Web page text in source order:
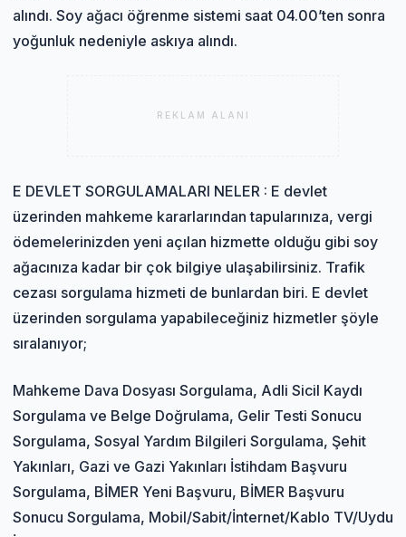
alındı. Soy ağacı öğrenme sistemi saat 04.00’ten sonra
yoğunluk nedeniyle askıya alındı.
REKLAM ALANI
E DEVLET SORGULAMALARI NELER : E devlet
üzerinden mahkeme kararlarından tapularınıza, vergi
ödemelerinizden yeni açılan hizmette olduğu gibi soy
ağacınıza kadar bir çok bilgiye ulaşabilirsiniz. Trafik
cezası sorgulama hizmeti de bunlardan biri. E devlet
üzerinden sorgulama yapabileceğiniz hizmetler şöyle
sıralanıyor;
Mahkeme Dava Dosyası Sorgulama, Adli Sicil Kaydı
Sorgulama ve Belge Doğrulama, Gelir Testi Sonucu
Sorgulama, Sosyal Yardım Bilgileri Sorgulama, Şehit
Yakınları, Gazi ve Gazi Yakınları İstihdam Başvuru
Sorgulama, BİMER Yeni Başvuru, BİMER Başvuru
Sonucu Sorgulama, Mobil/Sabit/İnternet/Kablo TV/Uydu